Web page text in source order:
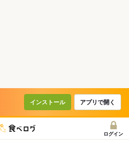
インストール アプリで開く
ログイン